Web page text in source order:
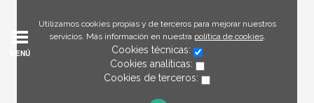
Utilizamos cookies propias y de terceros para mejorar nuestros
servicios. Más información en nuestra política de cookies.
Cookies técnicas:
Cookies analíticas:
Cookies de terceros:
MENÚ